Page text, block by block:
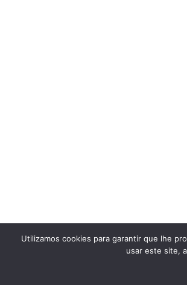
Utilizamos cookies para garantir que lhe
usar este site,